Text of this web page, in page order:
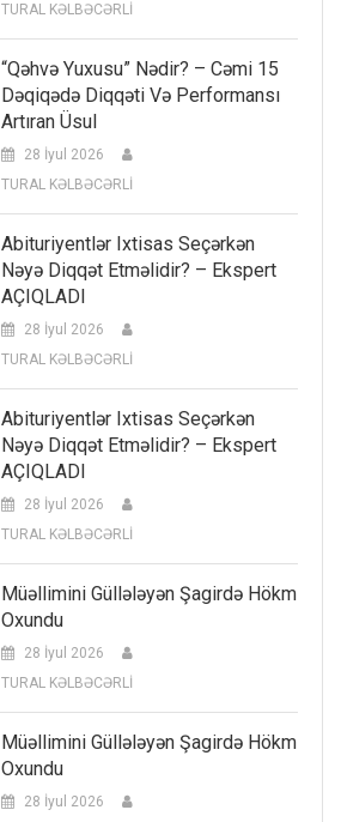
TURAL KƏLBƏCƏRLİ
“Qəhvə Yuxusu” Nədir? – Cəmi 15
Dəqiqədə Diqqəti Və Performansı
Artıran Üsul
28 İyul 2026
TURAL KƏLBƏCƏRLİ
Abituriyentlər Ixtisas Seçərkən
Nəyə Diqqət Etməlidir? – Ekspert
AÇIQLADI
28 İyul 2026
TURAL KƏLBƏCƏRLİ
Abituriyentlər Ixtisas Seçərkən
Nəyə Diqqət Etməlidir? – Ekspert
AÇIQLADI
28 İyul 2026
TURAL KƏLBƏCƏRLİ
Müəllimini Güllələyən Şagirdə Hökm
Oxundu
28 İyul 2026
TURAL KƏLBƏCƏRLİ
Müəllimini Güllələyən Şagirdə Hökm
Oxundu
28 İyul 2026